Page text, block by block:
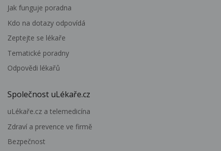
Jak funguje poradna
Kdo na dotazy odpovídá
Zeptejte se lékaře
Tematické poradny
Odpovědi lékařů
Společnost uLékaře.cz
uLékaře.cz a telemedicína
Zdraví a prevence ve firmě
Bezpečnost